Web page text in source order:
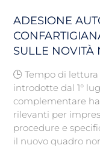
ADESIONE
SULLE NOVITÀ
🕒 Tempo di
introdotte dal 1°
complementare
rilevanti per
procedure e
il nuovo quadro